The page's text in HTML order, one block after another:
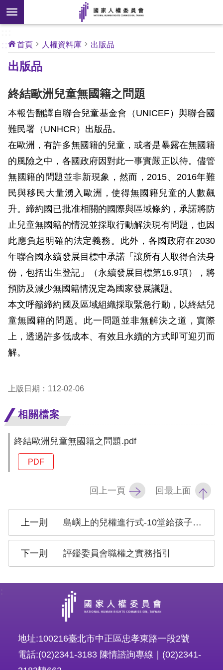
前往主要內容區塊
搜
尋
開
]
核
心
權
公
約
關
於
本
會
最
新
消
息
人
業
務
核
權
約
陳
情
申
料
無
礙
請
:::
首頁 人權資料庫 出版品
出版品
終結歐洲兒童無國籍之問題
本報告翻譯自聯合兒童基金會（UNICEF）與聯合國
難民署（UNHCR）出版品。
在歐洲，有許多無國籍的兒童，或者是暴露在無國籍
的風險之中，各國政府因對此一事實嚴正以待。儘管
無國籍的問題並非新現象，然而，2015、2016年難
民與移民大量湧入歐洲，使得無國籍兒童的人數飆
升。締約國已批准相關的國際與區域條約，承諾將防
止兒童無國籍的情況並採取行動解決現有問題，也因
此應負起明確的法定義務。此外，各國政府在2030
年聯合國永續發展目標中承諾「讓所有人取得合法身
份，包括出生登記」（永續發展目標第16.9項），將
預防及減少無國籍情況定為國家發展議題。
本文呼籲締約國及區域組織採取緊急行動，以終結兒
童無國籍的問題。此一問題並非無解決之道，實際
上，透過許多低成本、有效且永續的方式即可迎刃而
解。
上版日期：112-02-06
相關檔案
終結歐洲兒童無國籍之問題.pdf
PDF
回上一頁 回最上面
島嶼上的兒權進行式-10堂給孩子的兒童權利必修課(CRC獨立評估意見兒少版)
評鑑委員會職權之實務指引
地址:100216臺北市中正區忠孝東路一段2號
電話:(02)2341-3183 陳情諮詢專線｜(02)2341-